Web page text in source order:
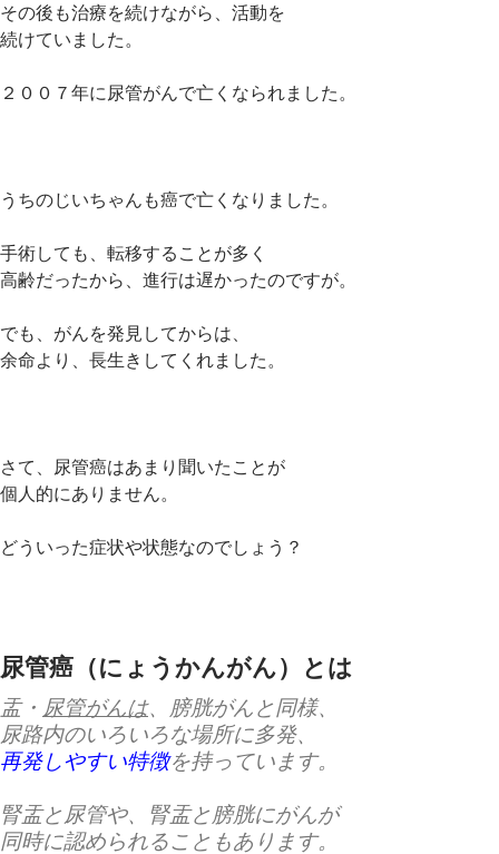
その後も治療を続けながら、活動を
続けていました。
２００７年に尿管がんで亡くなられました。
うちのじいちゃんも癌で亡くなりました。
手術しても、転移することが多く
高齢だったから、進行は遅かったのですが。
でも、がんを発見してからは、
余命より、長生きしてくれました。
さて、尿管癌はあまり聞いたことが
個人的にありません。
どういった症状や状態なのでしょう？
尿管癌（にょうかんがん）とは
盂・ 尿管がんは、膀胱がんと同様、
尿路内のいろいろな場所に多発、
再発しやすい特徴を持っています。
腎盂と尿管や、腎盂と膀胱にがんが
同時に認められることもあります。